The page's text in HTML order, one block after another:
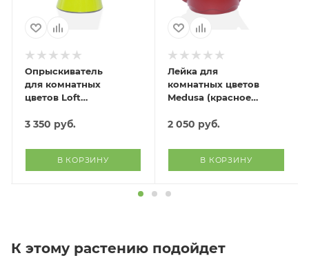
Опрыскиватель
для комнатных
цветов Loft
3 350 руб.
В КОРЗИНУ
Лейка для
комнатных цветов
Medusa (красное
2 050 руб.
В КОРЗИНУ
К этому растению подойдет